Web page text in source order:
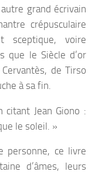
grand écrivain
crépusculaire
sceptique, voire
que le Siècle d’or
de Tirso
à sa fin.
citant Jean Giono :
le soleil. »
personne, ce livre
d’âmes, leurs